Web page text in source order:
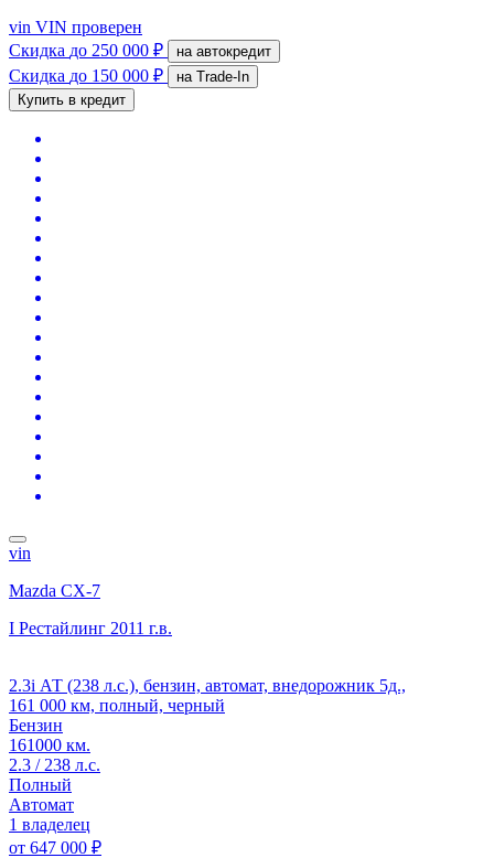
vin VIN проверен
Скидка до 250 000 ₽ на автокредит
Скидка до 150 000 ₽
на Trade-In
Купить в кредит
vin
Mazda CX-7
I Рестайлинг 2011 г.в.
2.3i АТ (238 л.с.), бензин, автомат, внедорожник 5д.,
161 000 км, полный, черный
Бензин
161000 км.
2.3 / 238 л.с.
Полный
Автомат
1 владелец
от 647 000 ₽